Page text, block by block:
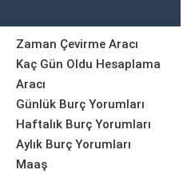
Zaman Çevirme Aracı
Kaç Gün Oldu Hesaplama
Aracı
Günlük Burç Yorumları
Haftalık Burç Yorumları
Aylık Burç Yorumları
Maaş